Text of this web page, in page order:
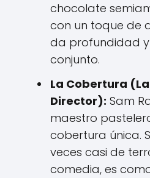
chocolate
con un toque de
da profundidad
conjunto.
La Cobertura
Director): Sam
maestro
cobertura única.
veces casi de
comedia, es